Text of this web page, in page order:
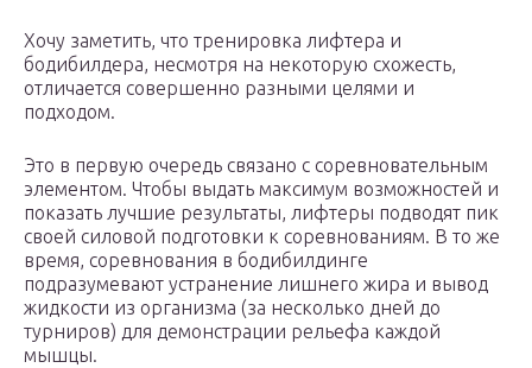
Хочу заметить, что тренировка лифтера и
бодибилдера, несмотря на некоторую схожесть,
отличается совершенно разными целями и
подходом.
Это в первую очередь связано с соревновательным
элементом. Чтобы выдать максимум возможностей и
показать лучшие результаты, лифтеры подводят пик
своей силовой подготовки к соревнованиям. В то же
время, соревнования в бодибилдинге
подразумевают устранение лишнего жира и вывод
жидкости из организма (за несколько дней до
турниров) для демонстрации рельефа каждой
мышцы.